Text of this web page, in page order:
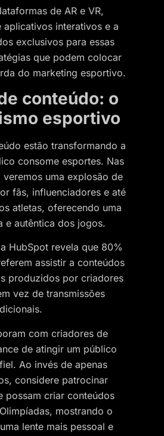
de AR e VR,
interativos e a
exclusivos para essas
que podem colocar
do marketing esportivo.
conteúdo: o
esportivo
estão transformando a
consome esportes. Nas
uma explosão de
fãs, influenciadores e até
atletas, oferecendo uma
e autêntica dos jogos.
HubSpot revela que 80%
assistir a conteúdos
produzidos por criadores
vez de transmissões
com criadores de
de atingir um público
Ao invés de apenas
considere patrocinar
possam criar conteúdos
mostrando o
lente mais pessoal e